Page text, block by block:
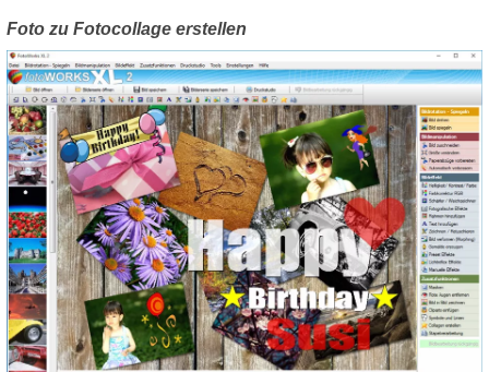
Foto zu Fotocollage erstellen